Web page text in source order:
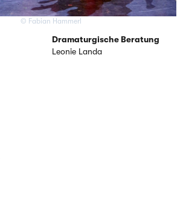
© Fabian Hammerl
Dramaturgische Beratung
Leonie Landa